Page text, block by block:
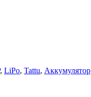
, LiPo, Tattu, Аккумулятор